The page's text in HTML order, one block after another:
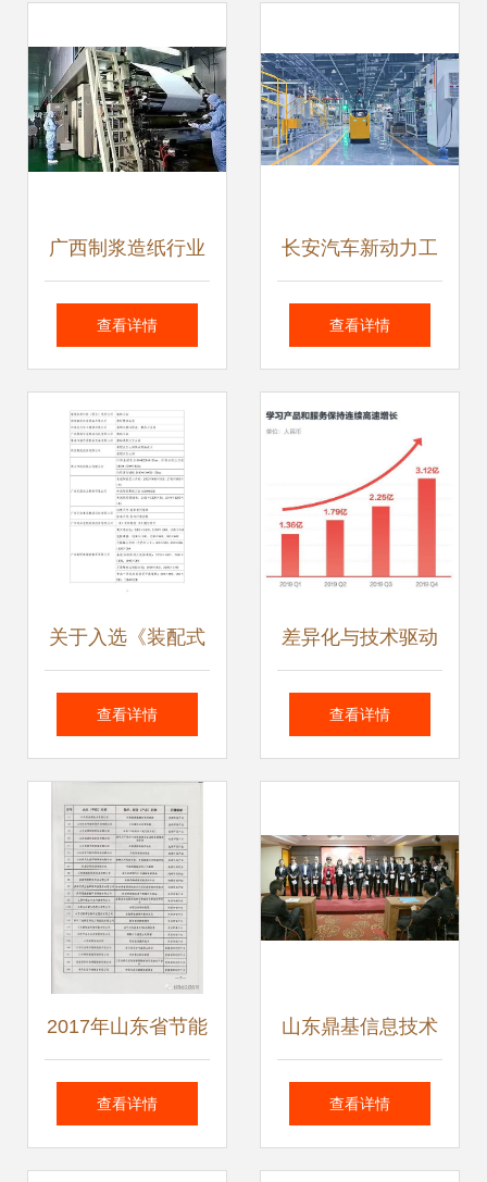
字未来
广西制浆造纸行业
推广最佳可行技
升级
查看详情
长安汽车新动力工
厂荣获“绿色工
可持续发展新标杆
查看详情
关于入选《装配式
建筑适用技术与产
的公告
查看详情
差异化与技术驱动
解读网易有道
增长密码
查看详情
2017年山东省节能
环保产业新技术装
查看详情
山东鼎基信息技术
引领临沂网站建设
查看详情